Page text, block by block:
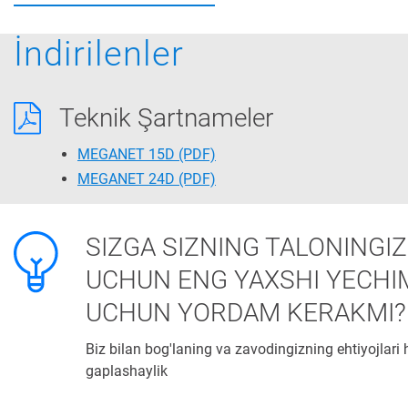
İndirilenler
Teknik Şartnameler
MEGANET 15D (PDF)
MEGANET 24D (PDF)
SIZGA SIZNING TALONINGIZ
UCHUN ENG YAXSHI
UCHUN YORDAM KERAKMI?
Biz bilan bog'laning va zavodingizning ehtiyojlari
gaplashaylik